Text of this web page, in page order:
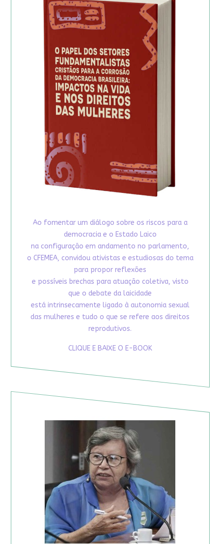
Ao fomentar um diálogo sobre os riscos para a
democracia e o Estado Laico
na configuração em andamento no parlamento,
o CFEMEA, convidou ativistas e estudiosas do tema
para propor reflexões
e possíveis brechas para atuação coletiva, visto
que o debate da laicidade
está intrinsecamente ligado à autonomia sexual
das mulheres e tudo o que se refere aos direitos
reprodutivos.
CLIQUE E BAIXE O E-BOOK